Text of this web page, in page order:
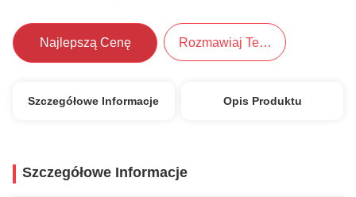
Najlepszą Cenę Rozmawiaj Teraz.
Szczegółowe Informacje Opis Produktu
Szczegółowe Informacje